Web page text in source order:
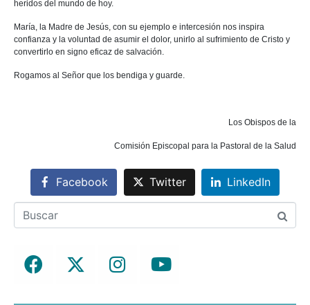
heridos del mundo de hoy.
María, la Madre de Jesús, con su ejemplo e intercesión nos inspira
confianza y la voluntad de asumir el dolor, unirlo al sufrimiento de Cristo y
convertirlo en signo eficaz de salvación.
Rogamos al Señor que los bendiga y guarde.
Los Obispos de la
Comisión Episcopal para la Pastoral de la Salud
Facebook Twitter LinkedIn